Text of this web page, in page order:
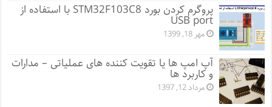
پروگرم کردن بورد STM32F103C8 با استفاده از
USB port
مهر 18, 1399
آپ امپ ها یا تقویت کننده های عملیاتی – مدارات
و کاربرد ها
مرداد 12, 1397